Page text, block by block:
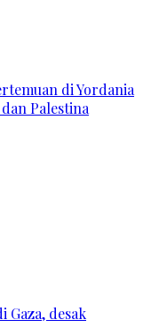
di Yordania
Palestina
Gaza, desak